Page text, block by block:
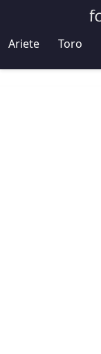
Ariete Toro